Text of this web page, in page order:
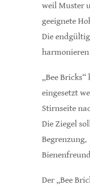
weil Muster
geeignete
Die
„Bee
eingesetzt
Stirnseite
Die Ziegel
Begrenzung.
Der „Bee